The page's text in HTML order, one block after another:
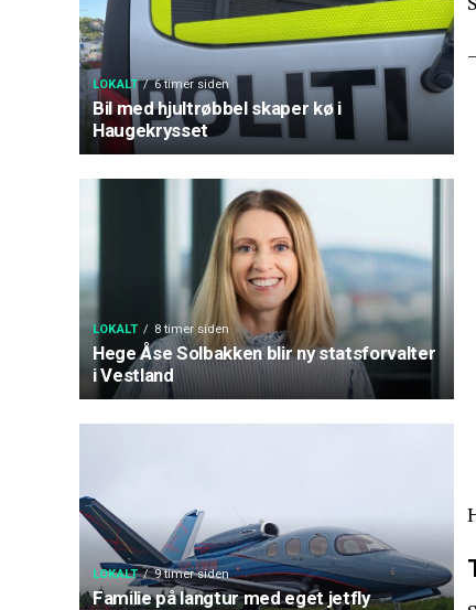
LOKALT 6 timer siden
Bil med hjultrøbbel skaper kø i
Haugekrysset
LOKALT 8 timer siden
Hege Åse Solbakken blir ny statsforvalter
i Vestland
LOKALT 9 timer siden
Familie på langtur med eget jetfly